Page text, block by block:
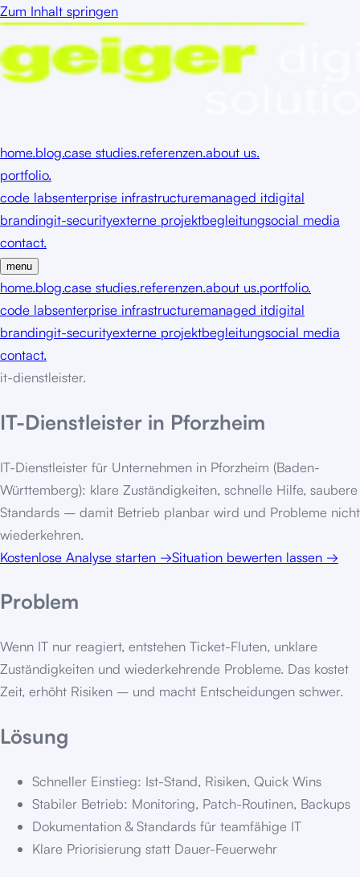
Zum Inhalt springen
home.blog.case studies.referenzen.about us.
portfolio.
code labsenterprise infrastructuremanaged itdigital
brandingit-securityexterne projektbegleitungsocial media
contact.
menu
home.blog.case studies.referenzen.about us.portfolio.
code labsenterprise infrastructuremanaged itdigital
brandingit-securityexterne projektbegleitungsocial media
contact.
it-dienstleister.
IT-Dienstleister in Pforzheim
IT-Dienstleister für Unternehmen in Pforzheim (Baden-
Württemberg): klare Zuständigkeiten, schnelle Hilfe, saubere
Standards – damit Betrieb planbar wird und Probleme nicht
wiederkehren.
Kostenlose Analyse starten →Situation bewerten lassen →
Problem
Wenn IT nur reagiert, entstehen Ticket-Fluten, unklare
Zuständigkeiten und wiederkehrende Probleme. Das kostet
Zeit, erhöht Risiken – und macht Entscheidungen schwer.
Lösung
Schneller Einstieg: Ist-Stand, Risiken, Quick Wins
Stabiler Betrieb: Monitoring, Patch-Routinen, Backups
Dokumentation & Standards für teamfähige IT
Klare Priorisierung statt Dauer-Feuerwehr